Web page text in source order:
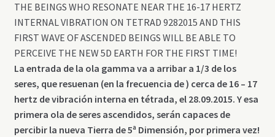
THE BEINGS WHO RESONATE NEAR THE 16-17 HERTZ
INTERNAL VIBRATION ON TETRAD 9282015 AND THIS
FIRST WAVE OF ASCENDED BEINGS WILL BE ABLE TO
PERCEIVE THE NEW 5D EARTH FOR THE FIRST TIME!
La entrada de la ola gamma va a arribar a 1/3 de los
seres, que resuenan (en la frecuencia de ) cerca de 16 – 17
hertz de vibración interna en tétrada, el 28.09.2015. Y esa
primera ola de seres ascendidos, serán capaces de
percibir la nueva Tierra de 5ª Dimensión, por primera vez!